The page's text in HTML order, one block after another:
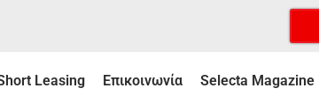
Leasing Επικοινωνία Selecta Magazine